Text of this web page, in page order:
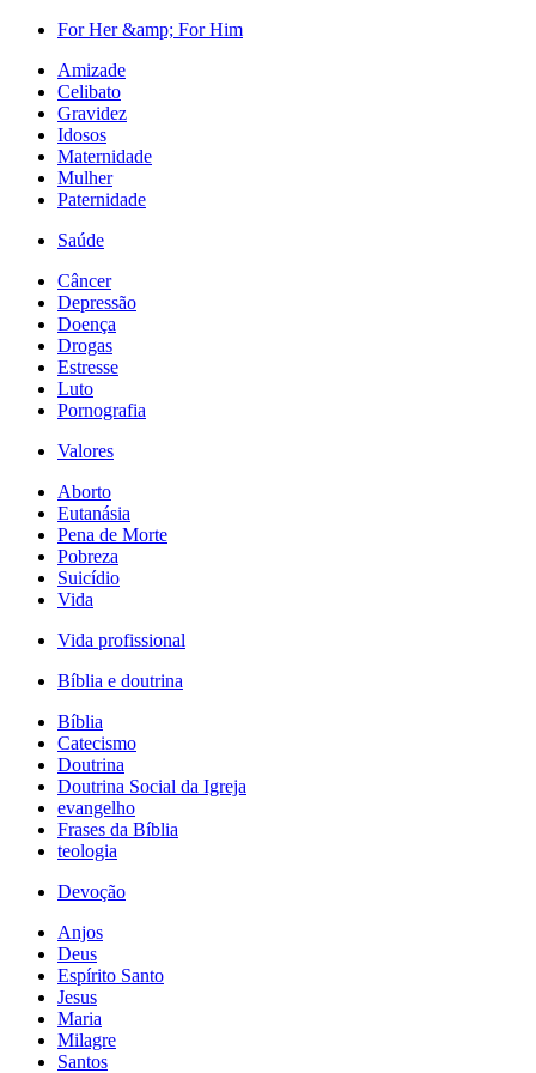
For Her &amp; For Him
Amizade
Celibato
Gravidez
Idosos
Maternidade
Mulher
Paternidade
Saúde
Câncer
Depressão
Doença
Drogas
Estresse
Luto
Pornografia
Valores
Aborto
Eutanásia
Pena de Morte
Pobreza
Suicídio
Vida
Vida profissional
Bíblia e doutrina
Bíblia
Catecismo
Doutrina
Doutrina Social da Igreja
evangelho
Frases da Bíblia
teologia
Devoção
Anjos
Deus
Espírito Santo
Jesus
Maria
Milagre
Santos